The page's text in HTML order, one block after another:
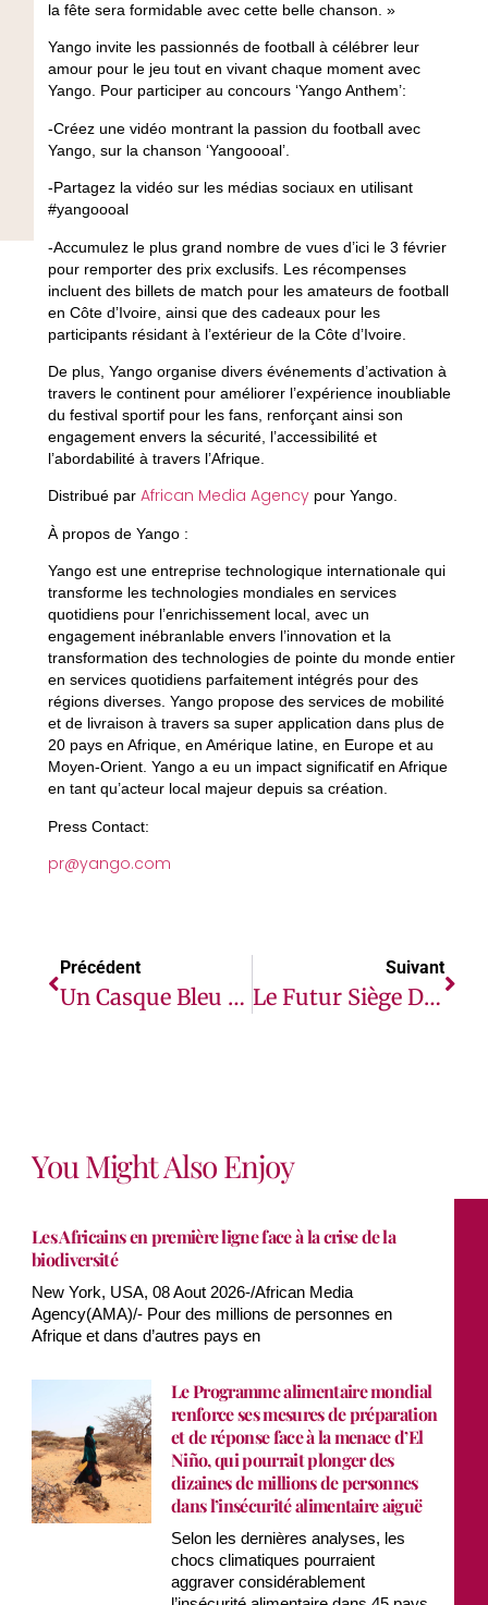
la fête sera formidable avec cette belle chanson. »
Yango invite les passionnés de football à célébrer leur
amour pour le jeu tout en vivant chaque moment avec
Yango. Pour participer au concours ‘Yango Anthem’:
-Créez une vidéo montrant la passion du football avec
Yango, sur la chanson ‘Yangoooal’.
-Partagez la vidéo sur les médias sociaux en utilisant
#yangoooal
-Accumulez le plus grand nombre de vues d’ici le 3 février
pour remporter des prix exclusifs. Les récompenses
incluent des billets de match pour les amateurs de football
en Côte d’Ivoire, ainsi que des cadeaux pour les
participants résidant à l’extérieur de la Côte d’Ivoire.
De plus, Yango organise divers événements d’activation à
travers le continent pour améliorer l’expérience inoubliable
du festival sportif pour les fans, renforçant ainsi son
engagement envers la sécurité, l’accessibilité et
l’abordabilité à travers l’Afrique.
Distribué par African Media Agencypour Yango.
À propos de Yango :
Yango est une entreprise technologique internationale qui
transforme les technologies mondiales en services
quotidiens pour l’enrichissement local, avec un
engagement inébranlable envers l’innovation et la
transformation des technologies de pointe du monde entier
en services quotidiens parfaitement intégrés pour des
régions diverses. Yango propose des services de mobilité
et de livraison à travers sa super application dans plus de
20 pays en Afrique, en Amérique latine, en Europe et au
Moyen-Orient. Yango a eu un impact significatif en Afrique
en tant qu’acteur local majeur depuis sa création.
Press Contact:
pr@yango.com
Précédent
Un Casque Bleu Camerounais De La MINUSCA Tué Par Un Engin Explosif Dans Le Nord-Ouest De La RCA
Suivant
Le Futur Siège De La SOCIETE IVOIRIENNE DE BANQUE, Conçu Par Koffi & Diabaté Architecte, 1er Bâtiment Certifié HQE En Côte D’Ivoire.
You Might Also Enjoy
Les Africains en première ligne face à la crise de la
biodiversité
New York, USA, 08 Aout 2026-/African Media
Agency(AMA)/- Pour des millions de personnes en
Afrique et dans d’autres pays en
Le Programme alimentaire mondial
renforce ses mesures de préparation
et de réponse face à la menace d’El
Niño, qui pourrait plonger des
dizaines de millions de personnes
dans l’insécurité alimentaire aiguë
Selon les dernières analyses, les
chocs climatiques pourraient
aggraver considérablement